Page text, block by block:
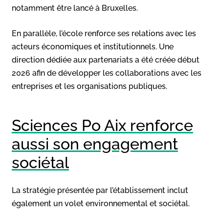
notamment être lancé à Bruxelles.
En parallèle, l’école renforce ses relations avec les
acteurs économiques et institutionnels. Une
direction dédiée aux partenariats a été créée début
2026 afin de développer les collaborations avec les
entreprises et les organisations publiques.
Sciences Po Aix renforce
aussi son engagement
sociétal
La stratégie présentée par l’établissement inclut
également un volet environnemental et sociétal.